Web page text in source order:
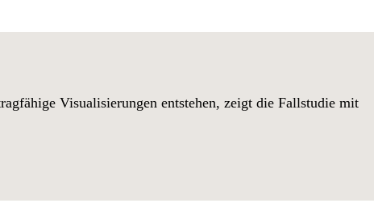
Visualisierungen entstehen, zeigt die Fallstudie mit